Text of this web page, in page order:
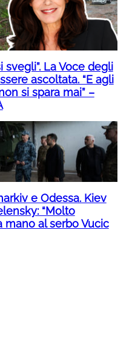
svegli”. La Voce degli
ascoltata. “E agli
si spara mai” –
e Odessa. Kiev
“Molto
mano al serbo Vucic